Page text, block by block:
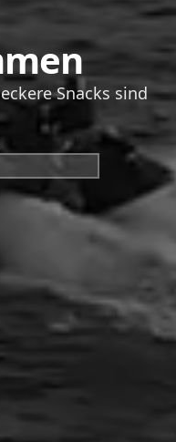
Snacks sind